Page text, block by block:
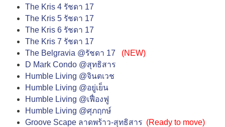
The Kris 4 รัชดา 17
The Kris 5 รัชดา 17
The Kris 6 รัชดา 17
The Kris 7 รัชดา 17
The Belgravia @รัชดา 17
(NEW)
D Mark Condo @สุทธิสาร
Humble Living @จินตเวช
Humble Living @อยู่เย็น
Humble Living @เฟื่องฟู
Humble Living @ศุภฤกษ์
Groove Scape ลาดพร้าว-สุทธิสาร (Ready to move)